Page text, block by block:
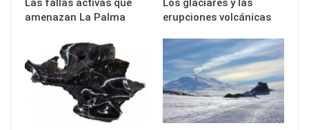
Las fallas activas que
amenazan La Palma
Los glaciares y las
erupciones volcánicas